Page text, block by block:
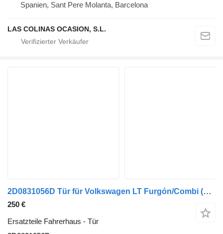
Spanien, Sant Pere Molanta, Barcelona
LAS COLINAS OCASION, S.L.
2D0831056D Tür für Volkswagen LT Furgón/Combi (01.1996->) LKW
250 €
Ersatzteile Fahrerhaus - Tür